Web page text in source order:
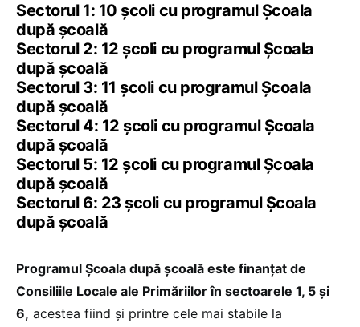
Sectorul 1: 10 școli cu programul Școala
după școală
Sectorul 2: 12 școli cu programul Școala
după școală
Sectorul 3: 11 școli cu programul Școala
după școală
Sectorul 4: 12 școli cu programul Școala
după școală
Sectorul 5: 12 școli cu programul Școala
după școală
Sectorul 6: 23 școli cu programul Școala
după școală
Programul Școala după școală este finanțat de
Consiliile Locale ale Primăriilor în sectoarele 1, 5 și
6, acestea fiind și printre cele mai stabile la